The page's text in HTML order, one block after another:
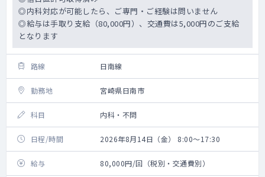
◎内科対応が可能したら、ご専門・ご経験は問いません
◎給与は手取り支給（80,000円）、交通費は5,000円のご支給
となります
路線 日南線
勤務地 宮崎県日南市
科目 内科・不問
日程/時間 2026年8月14日（金） 8:00～17:30
給与 80,000円/回（税別・交通費別）